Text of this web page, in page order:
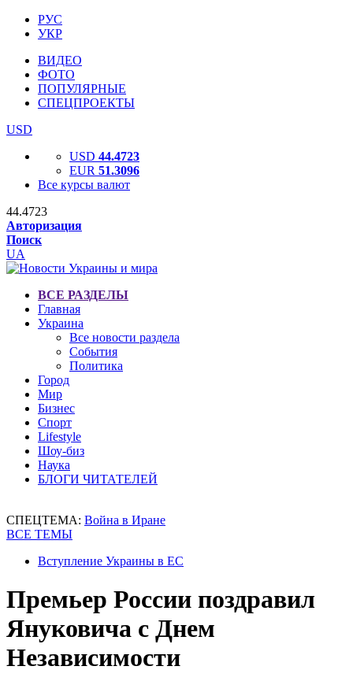
РУС
УКР
ВИДЕО
ФОТО
ПОПУЛЯРНЫЕ
СПЕЦПРОЕКТЫ
USD
USD 44.4723
EUR 51.3096
Все курсы валют
44.4723
Авторизация
Поиск
UA
ВСЕ РАЗДЕЛЫ
Главная
Украина
Все новости раздела
События
Политика
Город
Мир
Бизнес
Спорт
Lifestyle
Шоу-биз
Наука
БЛОГИ ЧИТАТЕЛЕЙ
СПЕЦТЕМА: Война в Иране
ВСЕ ТЕМЫ
Вступление Украины в ЕС
Премьер России поздравил
Януковича с Днем
Независимости